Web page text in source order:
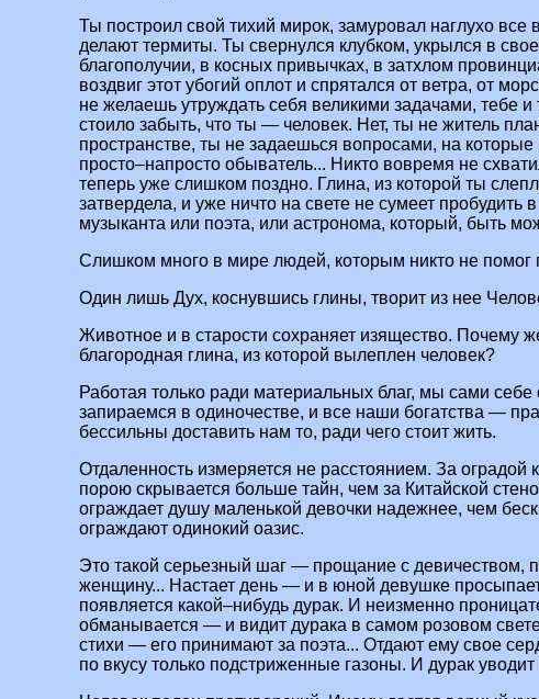
Ты построил свой тихий мирок, замуровал наглухо все
делают термиты. Ты свернулся клубком, укрылся в
благополучии, в косных привычках, в затхлом
воздвиг этот убогий оплот и спрятался от ветра, от
не желаешь утруждать себя великими задачами, тебе и
стоило забыть, что ты — человек. Нет, ты не житель
пространстве, ты не задаешься вопросами, на
просто–напросто обыватель... Никто вовремя не
теперь уже слишком поздно. Глина, из которой ты
затвердела, и уже ничто на свете не сумеет пробудить
музыканта или поэта, или астронома, который, быть
Слишком много в мире людей, которым никто не помог
Один лишь Дух, коснувшись глины, творит из нее
Животное и в старости сохраняет изящество. Почему
благородная глина, из которой вылеплен человек?
Работая только ради материальных благ, мы сами себе
запираемся в одиночестве, и все наши богатства —
бессильны доставить нам то, ради чего стоит жить.
Отдаленность измеряется не расстоянием. За оградой
порою скрывается больше тайн, чем за Китайской
ограждает душу маленькой девочки надежнее, чем
ограждают одинокий оазис.
Это такой серьезный шаг — прощание с девичеством,
женщину... Настает день — и в юной девушке
появляется какой–нибудь дурак. И неизменно
обманывается — и видит дурака в самом розовом
стихи — его принимают за поэта... Отдают ему свое
по вкусу только подстриженные газоны. И дурак